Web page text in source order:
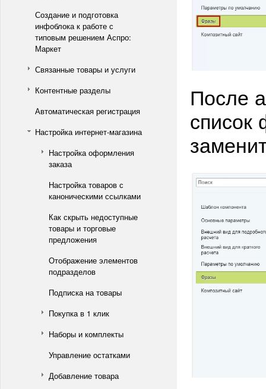
Создание и подготовка
инфоблока к работе с
типовым решением Аспро:
Маркет
Связанные товары и услуги
Контентные разделы
Автоматическая регистрация
Настройка интернет-магазина
Настройка оформления
заказа
Настройка товаров с
каноническими ссылками
Как скрыть недоступные
товары и торговые
предложения
Отображение элементов
подразделов
Подписка на товары
Покупка в 1 клик
Наборы и комплекты
Управление остатками
Добавление товара
После
список